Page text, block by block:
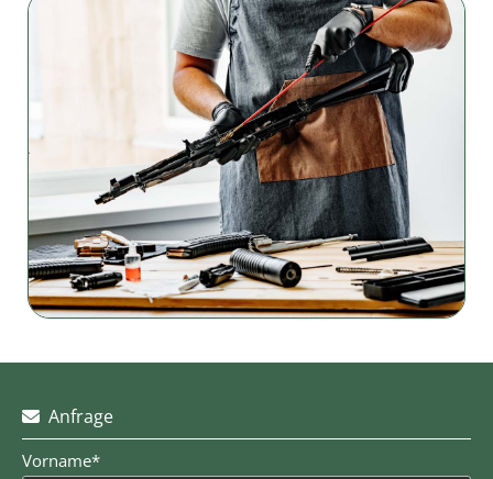
 Anfrage
Vorname*